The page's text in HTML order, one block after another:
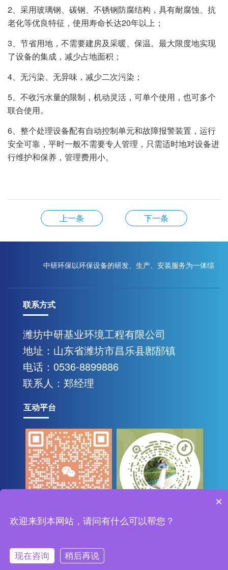
2、采用玻璃钢、碳钢、不锈钢防腐结构，具有耐腐蚀、抗
老化等优良特征，使用寿命长达20年以上；
3、节省用地，不需要建房及采暖、保温。最大限度地实现
了设备的集成，减少占地面积；
4、无污染、无异味，减少二次污染；
5、不收污水量的限制，机动灵活，可单个使用，也可多个
联合使用。
6、整个处理设备配有自动控制单元和故障报警装置，运行
安全可靠，平时一般不需要专人管理，只需适时地对设备进
行维护和保养，管理费用小。
上一条 下一条
中研环保以环保设备的研发、生产、安装服务为一体综
合性现代化企业
联系我们
联系方式
潍坊中研基业环境工程有限公司
地址：山东省潍坊市昌乐县鄌郚镇
电话：0536-8899886
联系人：郑经理
互动平台
微信二维码 扫一扫进入抖音
版权所有：潍坊中研基业环境工程有限公司
×
欢迎来到本网站，请问有什么可以帮您？
现在咨询 稍后再说